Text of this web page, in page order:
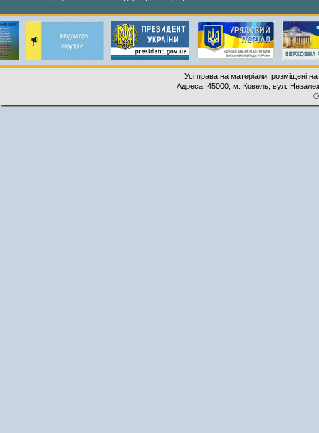
Усі права на матеріали, розміщені
Адреса: 45000, м. Ковель, вул.